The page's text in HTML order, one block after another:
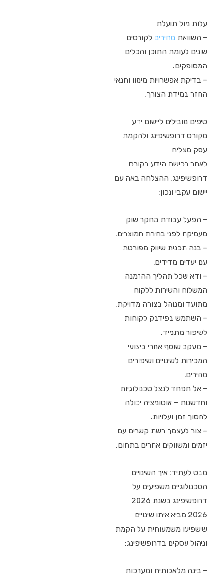
עלות מול תועלת
– השוואת מחירים לקורסים
שונים לעומת התוכן והכלים
המסופקים.
– בדיקת אפשרויות מימון ותנאי
החזר במידת הצורך.
טיפים מובילים ליישום ידע
מקורס דרופשיפינג ולהקמת
עסק מצליח
לאחר רכישת הידע בקורס
דרופשיפינג, ההצלחה באה עם
יישום עקבי ונכון:
– הפעל עבודת מחקר שוק
מעמיקה לפני בחירת המוצרים.
– בנה תכנית שיווק מפורטת
עם יעדים מדידים.
– ודא שכל תהליך ההזמנה,
המשלוח והשירות ללקוח
מתועד ומנוהל בצורה מדויקת.
– השתמש בפידבק לקוחות
לשיפור מתמיד.
– מעקב שוטף אחרי ביצועי
המכירות לשינויים ושיפורים
מהירים.
– אל תפחד לנצל טכנולוגיות
וחדשנות – אוטומציה יכולה
לחסוך זמן ועלויות.
– צור לעצמך רשת קשרים עם
יזמים ומשווקים אחרים בתחום.
מבט לעתיד: איך השינויים
הטכנולוגיים משפיעים על
דרופשיפינג בשנת 2026
2026 מביא איתו שינויים
שישפיעו משמעותית על הקמת
וניהול עסקים בדרופשיפינג:
– בינה מלאכותית ומערכות